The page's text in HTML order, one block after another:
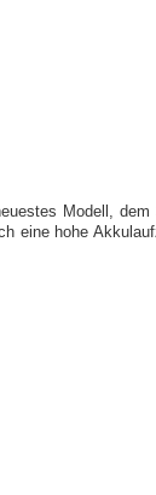
Modell, dem
eine hohe